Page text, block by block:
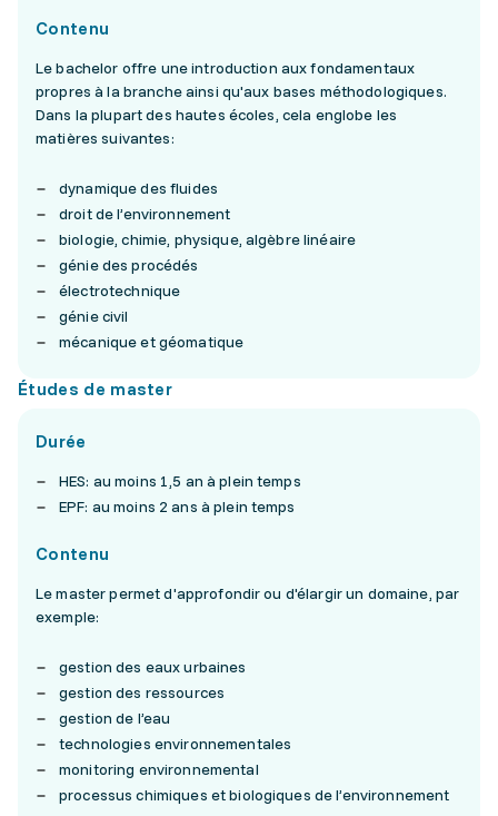
Contenu
Le bachelor offre une introduction aux fondamentaux
propres à la branche ainsi qu'aux bases méthodologiques.
Dans la plupart des hautes écoles, cela englobe les
matières suivantes:
dynamique des fluides
droit de l’environnement
biologie, chimie, physique, algèbre linéaire
génie des procédés
électrotechnique
génie civil
mécanique et géomatique
Études de master
Durée
HES: au moins 1,5 an à plein temps
EPF: au moins 2 ans à plein temps
Contenu
Le master permet d'approfondir ou d'élargir un domaine, par
exemple:
gestion des eaux urbaines
gestion des ressources
gestion de l’eau
technologies environnementales
monitoring environnemental
processus chimiques et biologiques de l’environnement